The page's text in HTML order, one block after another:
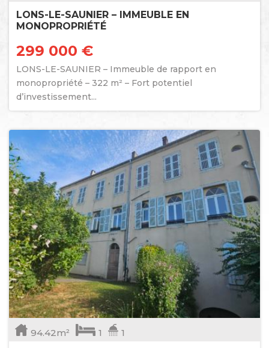
LONS-LE-SAUNIER – IMMEUBLE EN
MONOPROPRIÉTÉ
299 000 €
LONS-LE-SAUNIER – Immeuble de rapport en
monopropriété – 322 m² – Fort potentiel
d’investissement...
94.42m² 1
1